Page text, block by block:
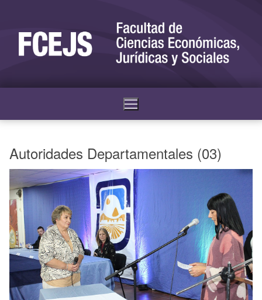
Autoridades Departamentales (03)